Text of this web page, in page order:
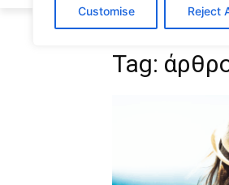
Customise Reject
Tags άρθρο γνώμης
Tag: